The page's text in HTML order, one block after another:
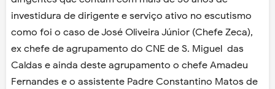
investidura de dirigente e serviço ativo no escutismo
como foi o caso de José Oliveira Júnior (Chefe Zeca),
ex chefe de agrupamento do CNE de S. Miguel das
Caldas e ainda deste agrupamento o chefe Amadeu
Fernandes e o assistente Padre Constantino Matos de